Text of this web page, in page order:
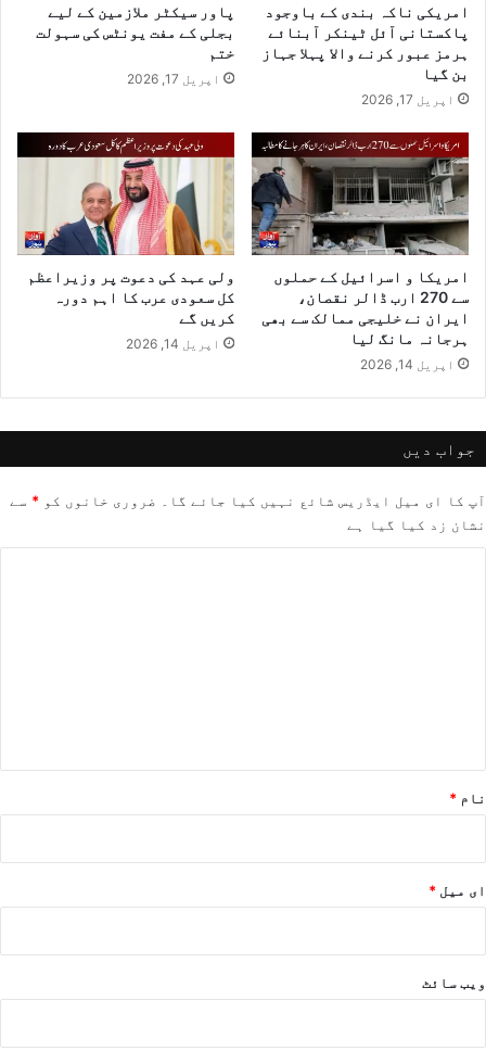
امریکی ناکہ بندی کے باوجود
پاکستانی آئل ٹینکر آبنائے
ہرمز عبور کرنے والا پہلا جہاز
بن گیا
اپریل 17, 2026
پاور سیکٹر ملازمین کے لیے
بجلی کے مفت یونٹس کی سہولت
ختم
اپریل 17, 2026
امریکا و اسرائیل کے حملوں
سے 270 ارب ڈالر نقصان،
ایران نے خلیجی ممالک سے بھی
ہرجانہ مانگ لیا
اپریل 14, 2026
ولی عہد کی دعوت پر وزیراعظم
کل سعودی عرب کا اہم دورہ
کریں گے
اپریل 14, 2026
جواب دیں
آپ کا ای میل ایڈریس شائع نہیں کیا جائے گا۔ ضروری خانوں کو * سے
نشان زد کیا گیا ہے
نام *
ای میل *
ویب‌ سائٹ